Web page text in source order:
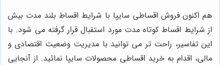
هم اکنون فروش اقساطی سایپا با شرایط اقساط بلند مدت بیش
از شرایط اقساط کوتاه مدت مورد استقبال قرار گرفته می شود. با
این تفاسیر، راحت تر می توانید با مدیریت وضعیت اقتصادی و
مالی، اقدام به خرید اقساطی محصولات سایپا نمائید. از آنجایی